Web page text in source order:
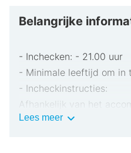
Belangrijke
- Inchecken: - 21.00 uur
- Minimale leeftijd om in
- Incheckinstructies:
Afhankelijk van het
extra personen een
Lees meerBelangrijke